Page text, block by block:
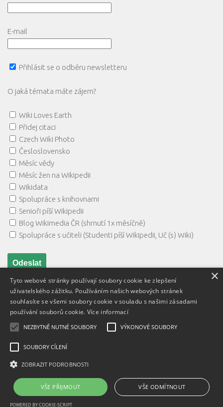
E-mail
Přihlásit se o odběru newsletteru
O jaká témata máte zájem?
Wiki Loves Earth
Přidej citaci
Czech Wiki Photo
Česloslovensko
Měsíc vědy
Měsíc žen na Wikipedii
Wikidata
Spolupráce s knihovnami
Senioři píší Wikipedii
Blog Wikimedia ČR (shrnutí 1x měsíčně)
Spolupráce s učiteli (Studenti píší Wikipedii, Uč (s) Wiki)
Textový obsah je zveřejněn pod licencíCreative Commons BY
uvedeny u těchto materiálů.
Powered by
×
Tyto webové stránky používají soubory cookie ke zlepšení
uživatelského zážitku. Používáním našich webových stránek
souhlasíte se všemi soubory cookie v souladu s našimi zásadami
používání souborů cookie. Více informací
NEZBYTNĚ NUTNÉ SOUBORY VÝKONOVÉ SOUBORY
SOUBORY CÍLENÍ
ZOBRAZIT PODROBNOSTI
VŠE PŘIJMOUT VŠE ODMÍTNOUT
POWERED BY COOKIE-SCRIPT